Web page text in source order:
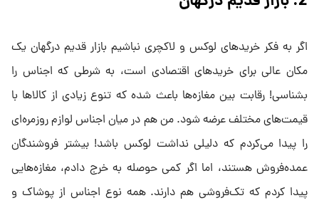
اگر به فکر خریدهای لوکس و لاکچری نباشیم بازار قدیم درگهان یک
مکان عالی برای خریدهای اقتصادی است، به شرطی که اجناس را
بشناسی! رقابت بین مغازه‌ها باعث شده که تنوع زیادی از کالاها با
قیمت‌های مختلف عرضه شود. من هم در میان اجناس لوازم روزمره‌ای
را پیدا می‌کردم که دلیلی نداشت لوکس باشد! بیشتر فروشندگان
عمده‌فروش هستند، اما اگر کمی حوصله به خرج دادم، مغازه‌هایی
پیدا کردم که تک‌فروشی هم دارند. همه نوع اجناس از پوشاک و